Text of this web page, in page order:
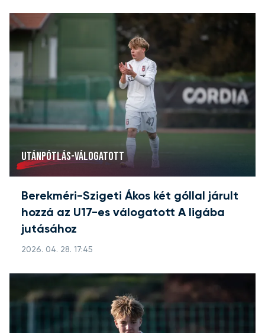
UTÁNPÓTLÁS-VÁLOGATOTT
Berekméri-Szigeti Ákos két góllal járult
hozzá az U17-es válogatott A ligába
jutásához
2026. 04. 28. 17:45